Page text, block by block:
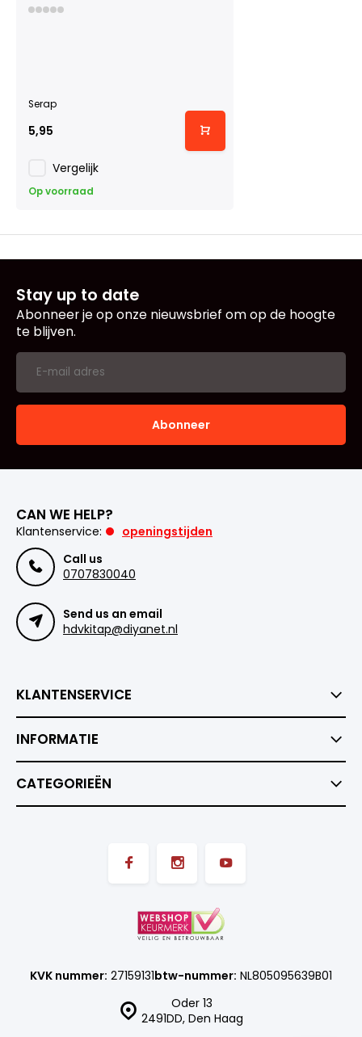
Serap
5,95
Vergelijk
Op voorraad
Stay up to date
Abonneer je op onze nieuwsbrief om op de hoogte
te blijven.
Abonneer
CAN WE HELP?
Klantenservice:
openingstijden
Call us
0707830040
Send us an email
hdvkitap@diyanet.nl
KLANTENSERVICE
INFORMATIE
CATEGORIEËN
Oder 13
2491DD, Den Haag
KVK nummer: 27159131btw-nummer: NL805095639B01